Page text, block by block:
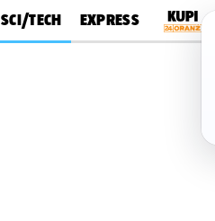
SCI/TECH EXPRESS